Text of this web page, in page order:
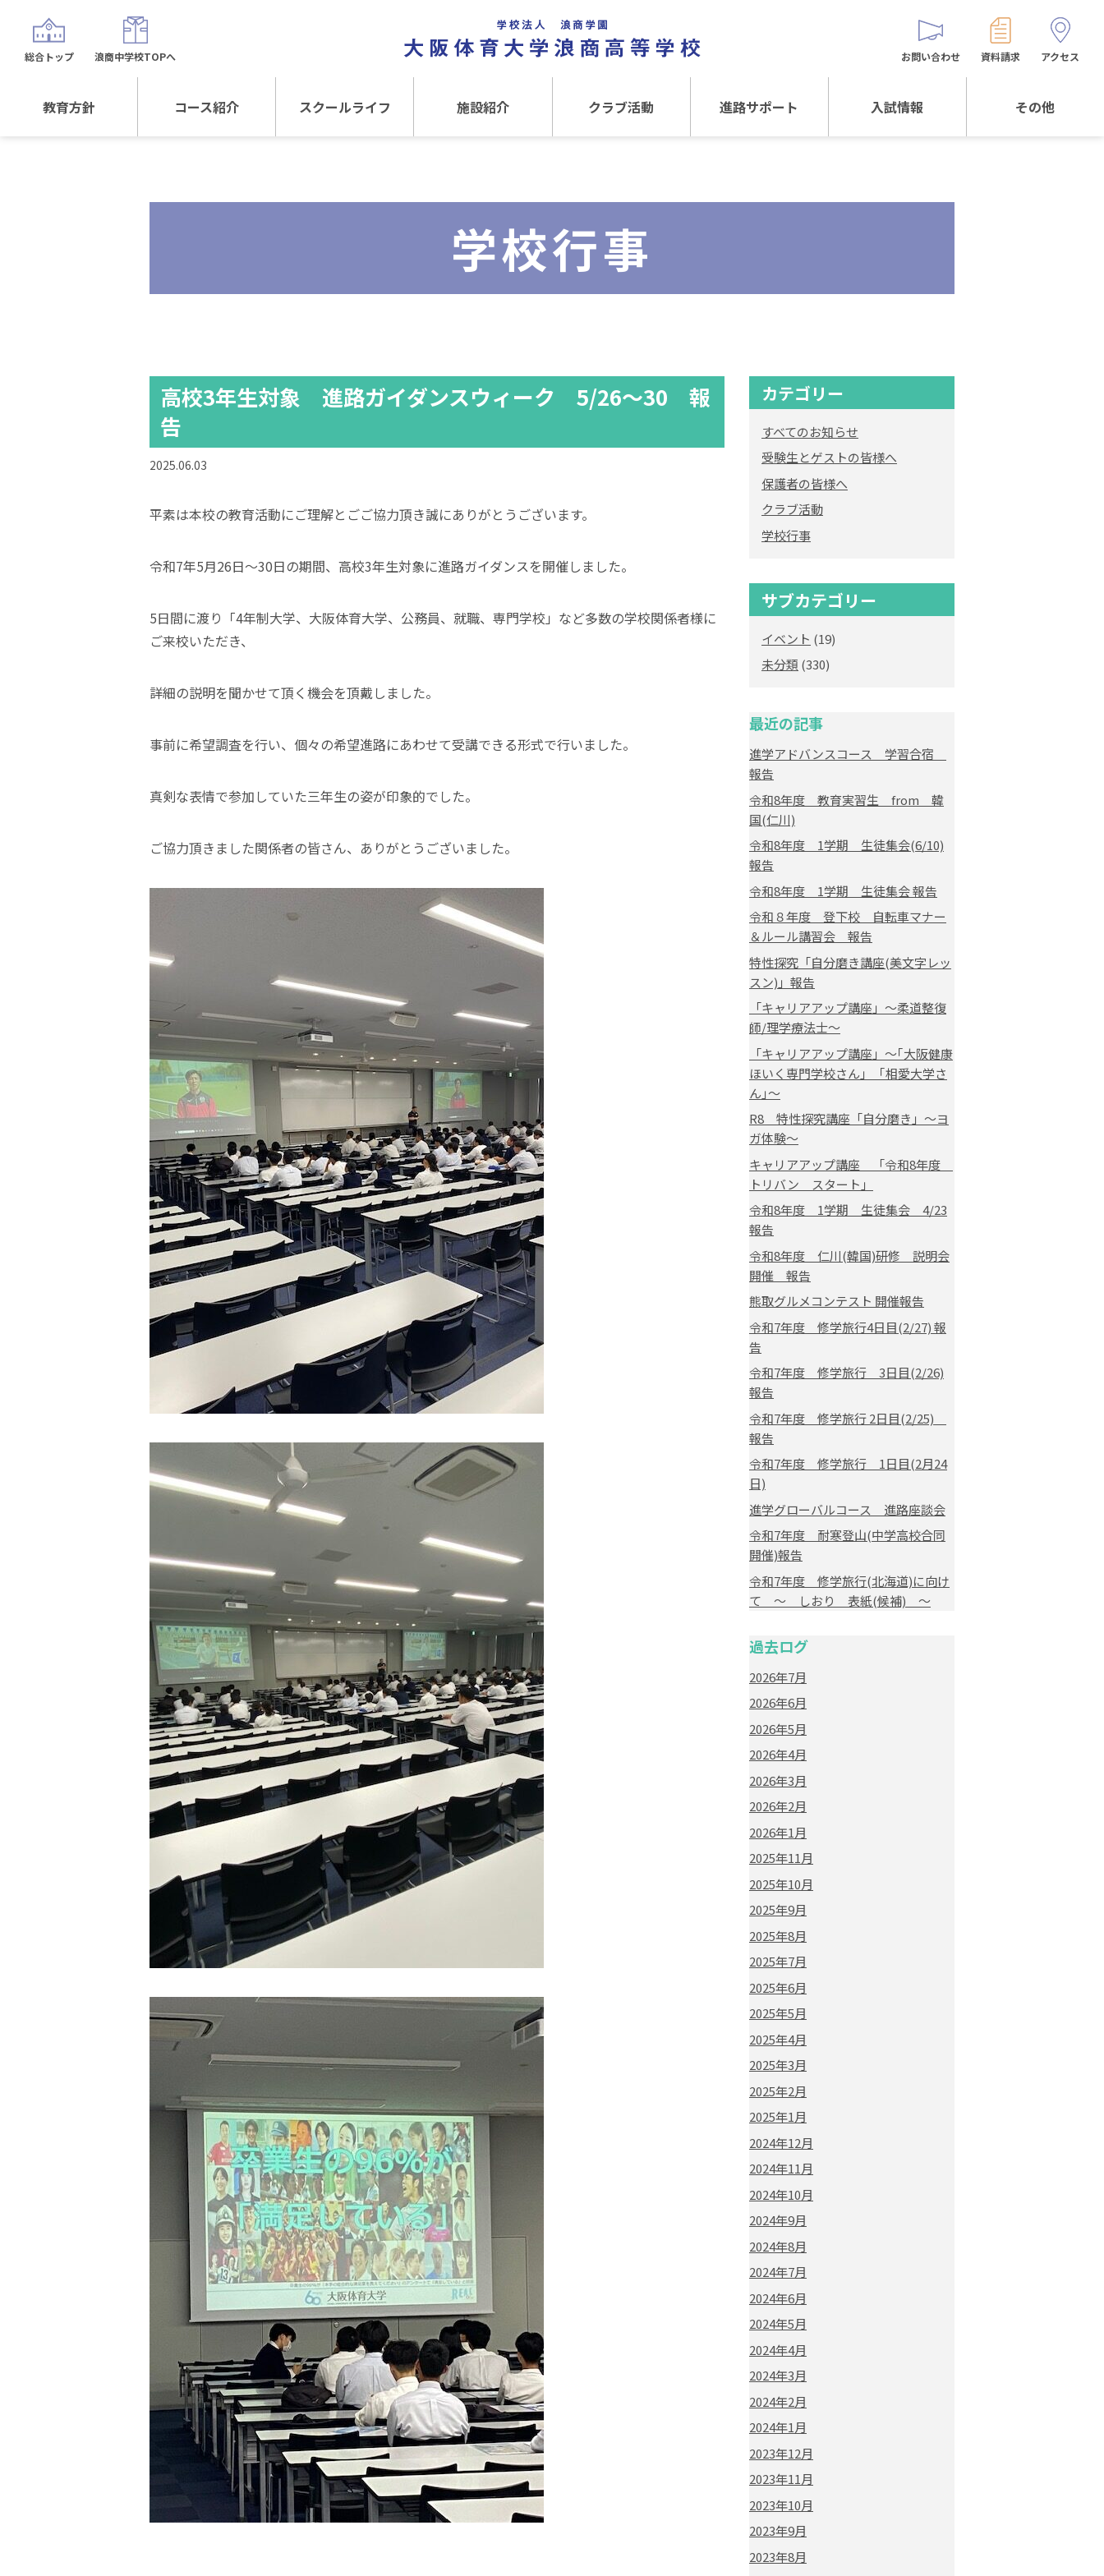
教育方針 コース紹介 スクールライフ 施設紹介 クラブ活動
文化クラブ
進路サポート 入試情報 その他
お問い合わせ 資料請求 アクセス
総合トップ 浪商中学校TOPへ
学校行事
高校3年生対象 進路ガイダンスウィーク 5/26～30 報
告
2025.06.03
平素は本校の教育活動にご理解とごご協力頂き誠にありがとうございます。
令和7年5月26日～30日の期間、高校3年生対象に進路ガイダンスを開催しました。
5日間に渡り「4年制大学、大阪体育大学、公務員、就職、専門学校」など多数の学校関係者様に
ご来校いただき、
詳細の説明を聞かせて頂く機会を頂戴しました。
事前に希望調査を行い、個々の希望進路にあわせて受講できる形式で行いました。
真剣な表情で参加していた三年生の姿が印象的でした。
ご協力頂きました関係者の皆さん、ありがとうございました。
カテゴリー
すべてのお知らせ
受験生とゲストの皆様へ
保護者の皆様へ
クラブ活動
学校行事
サブカテゴリー
イベント (19)
未分類 (330)
最近の記事
進学アドバンスコース 学習合宿
報告
令和8年度 教育実習生 from 韓
国(仁川)
令和8年度 1学期 生徒集会(6/10)
報告
令和8年度 1学期 生徒集会 報告
令和８年度 登下校 自転車マナー
＆ルール講習会 報告
特性探究「自分磨き講座(美文字レッ
スン)」報告
「キャリアアップ講座」～柔道整復
師/理学療法士～
「キャリアアップ講座」～｢大阪健康
ほいく専門学校さん｣ ｢相愛大学さ
ん｣～
R8 特性探究講座「自分磨き」～ヨ
ガ体験～
キャリアアップ講座 「令和8年度
トリバン スタート」
令和8年度 1学期 生徒集会 4/23
報告
令和8年度 仁川(韓国)研修 説明会
開催 報告
熊取グルメコンテスト 開催報告
令和7年度 修学旅行4日目(2/27) 報
告
令和7年度 修学旅行 3日目(2/26)
報告
令和7年度 修学旅行 2日目(2/25)
報告
令和7年度 修学旅行 1日目(2月24
日)
進学グローバルコース 進路座談会
令和7年度 耐寒登山(中学高校合同
開催)報告
令和7年度 修学旅行(北海道)に向け
て ～ しおり 表紙(候補) ～
過去ログ
2026年7月
2026年6月
2026年5月
2026年4月
2026年3月
2026年2月
2026年1月
2025年11月
2025年10月
2025年9月
2025年8月
2025年7月
2025年6月
2025年5月
2025年4月
2025年3月
2025年2月
2025年1月
2024年12月
2024年11月
2024年10月
2024年9月
2024年8月
2024年7月
2024年6月
2024年5月
2024年4月
2024年3月
2024年2月
2024年1月
2023年12月
2023年11月
2023年10月
2023年9月
2023年8月